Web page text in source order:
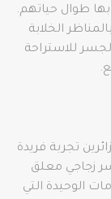
طوال حياتهم.
الخلابة
للاستراحة
تجربة فريدة
زجاجي معلق
الوحيدة التي